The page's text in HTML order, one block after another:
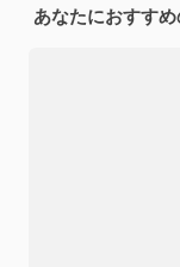
あなたにおすす